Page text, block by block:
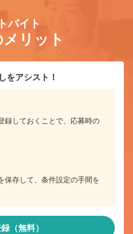
バイト
リット
をアシスト！
録しておくことで、応募時の
保存して、条件設定の手間を
（無料）